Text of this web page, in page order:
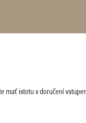
mať istotu v doručení